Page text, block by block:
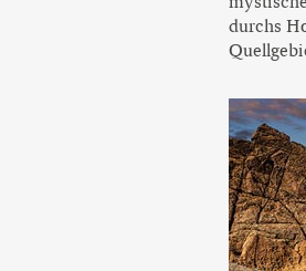
durchs